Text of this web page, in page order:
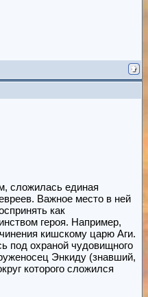
сложилась единая
Важное место в ней
как
героя. Например,
кишскому царю Аги.
под охраной чудовищного
Энкиду (знавший,
которого сложился